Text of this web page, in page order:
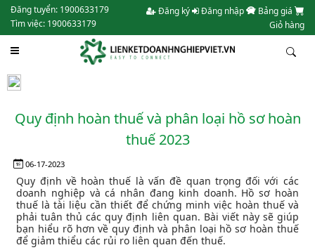
Đăng tuyển: 1900633179
Tìm việc: 1900633179
Đăng ký Đăng nhập
Bảng giá
Giỏ hàng
Quy định hoàn thuế và phân loại hồ sơ hoàn
thuế 2023
06-17-2023
Quy định về hoàn thuế là vấn đề quan trọng đối với các
doanh nghiệp và cá nhân đang kinh doanh. Hồ sơ hoàn
thuế là tài liệu cần thiết để chứng minh việc hoàn thuế và
phải tuân thủ các quy định liên quan. Bài viết này sẽ giúp
bạn hiểu rõ hơn về quy định và phân loại hồ sơ hoàn thuế
để giảm thiểu các rủi ro liên quan đến thuế.